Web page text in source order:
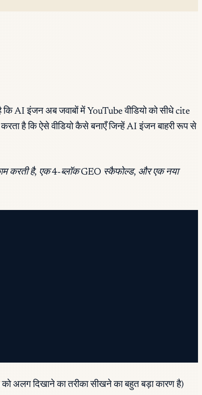
AI इंजन अब जवाबों में YouTube वीडियो को सीधे cite
है कि ऐसे वीडियो कैसे बनाएँ जिन्हें AI इंजन बाहरी रूप से
करती है, एक 4-ब्लॉक GEO स्कैफोल्ड, और एक नया
को अलग दिखाने का तरीका सीखने का बहुत बड़ा कारण है)